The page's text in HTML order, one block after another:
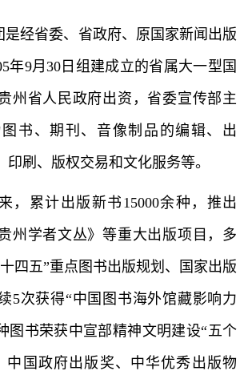
是经省委、省政府、原国家新闻出版
年9月30日组建成立的省属大一型国
州省人民政府出资，省委宣传部主
书、期刊、音像制品的编辑、出
印刷、版权交易和文化服务等。
，累计出版新书15000余种，推出
州学者文丛》等重大出版项目，多
四五”重点图书出版规划、国家出版
5次获得“中国图书海外馆藏影响力
图书荣获中宣部精神文明建设“五个
中国政府出版奖、中华优秀出版物